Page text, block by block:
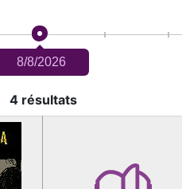
8/8/2026
4 résultats